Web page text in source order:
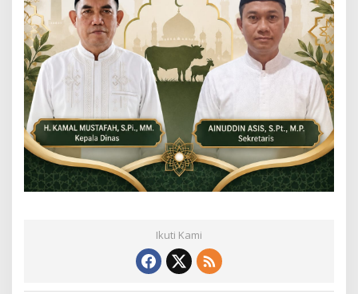
Ikuti Kami